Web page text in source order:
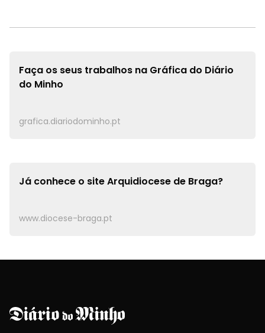
Faça os seus trabalhos na Gráfica do Diário
do Minho
grafica.diariodominho.pt
Já conhece o siteArquidiocese de Braga?
www.diocese-braga.pt